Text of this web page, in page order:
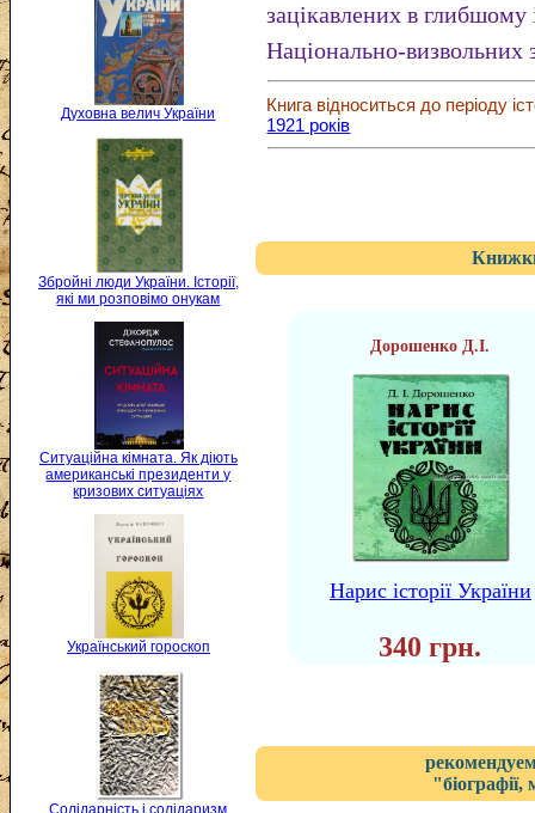
Духовна велич України
Збройні люди України. Історії,
які ми розповімо онукам
Ситуаційна кімната. Як діють
американські президенти у
кризових ситуаціях
Український гороскоп
Солідарність і солідаризм
зацікавлених в
Національно-визвольних
Книга відноситься до періоду
1921 років
Дорошенко Д.І.
Нарис історії України
340 грн.